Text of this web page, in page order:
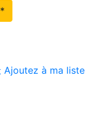
*
Ajoutez à ma liste